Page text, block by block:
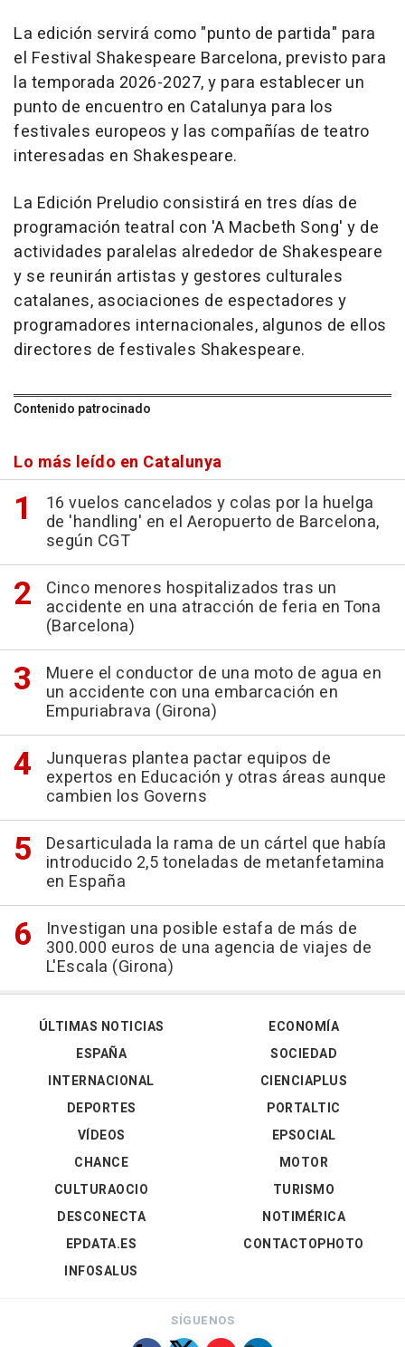
La edición servirá como "punto de partida" para
el Festival Shakespeare Barcelona, previsto para
la temporada 2026-2027, y para establecer un
punto de encuentro en Catalunya para los
festivales europeos y las compañías de teatro
interesadas en Shakespeare.
La Edición Preludio consistirá en tres días de
programación teatral con 'A Macbeth Song' y de
actividades paralelas alrededor de Shakespeare
y se reunirán artistas y gestores culturales
catalanes, asociaciones de espectadores y
programadores internacionales, algunos de ellos
directores de festivales Shakespeare.
Contenido patrocinado
Lo más leído en Catalunya
16 vuelos cancelados y colas por la huelga
de 'handling' en el Aeropuerto de Barcelona,
según CGT
Cinco menores hospitalizados tras un
accidente en una atracción de feria en Tona
(Barcelona)
Muere el conductor de una moto de agua en
un accidente con una embarcación en
Empuriabrava (Girona)
Junqueras plantea pactar equipos de
expertos en Educación y otras áreas aunque
cambien los Governs
Desarticulada la rama de un cártel que había
introducido 2,5 toneladas de metanfetamina
en España
Investigan una posible estafa de más de
300.000 euros de una agencia de viajes de
L'Escala (Girona)
ÚLTIMAS NOTICIAS
ESPAÑA
INTERNACIONAL
DEPORTES
VÍDEOS
ECONOMÍA
SOCIEDAD
CIENCIAPLUS
PORTALTIC
EPSOCIAL
CHANCE
CULTURAOCIO
DESCONECTA
EPDATA.ES
INFOSALUS
MOTOR
TURISMO
NOTIMÉRICA
CONTACTOPHOTO
SÍGUENOS